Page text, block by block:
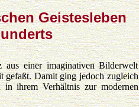
Geistesleben
aus einer imaginativen Bilderwelt
gefaßt. Damit ging jedoch zugleich
ihrem Verhältnis zur modernen